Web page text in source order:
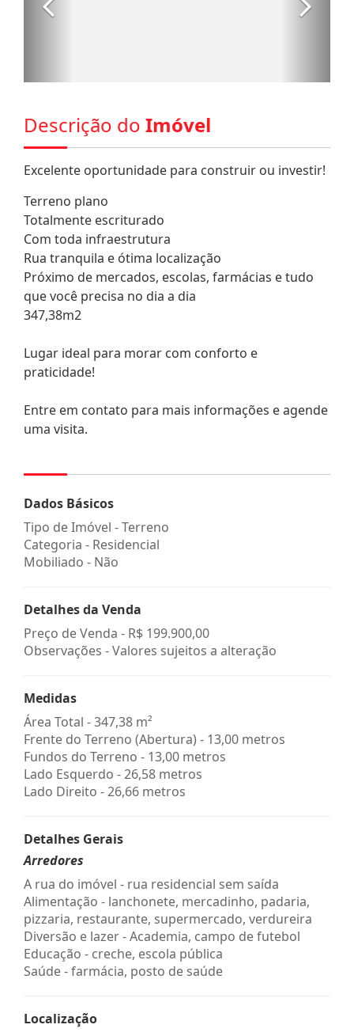
Descrição do Imóvel
Excelente oportunidade para construir ou investir!
Terreno plano
Totalmente escriturado
Com toda infraestrutura
Rua tranquila e ótima localização
Próximo de mercados, escolas, farmácias e tudo
que você precisa no dia a dia
347,38m2
Lugar ideal para morar com conforto e
praticidade!
Entre em contato para mais informações e agende
uma visita.
Dados Básicos
Tipo de Imóvel - Terreno
Categoria - Residencial
Mobiliado - Não
Detalhes da Venda
Preço de Venda - R$ 199.900,00
Observações - Valores sujeitos a alteração
Medidas
Área Total - 347,38 m²
Frente do Terreno (Abertura) - 13,00 metros
Fundos do Terreno - 13,00 metros
Lado Esquerdo - 26,58 metros
Lado Direito - 26,66 metros
Detalhes Gerais
Arredores
A rua do imóvel - rua residencial sem saída
Alimentação - lanchonete, mercadinho, padaria,
pizzaria, restaurante, supermercado, verdureira
Diversão e lazer - Academia, campo de futebol
Educação - creche, escola pública
Saúde - farmácia, posto de saúde
Localização